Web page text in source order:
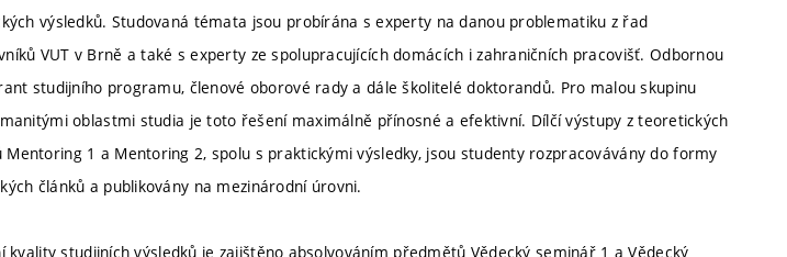
výsledků. Studovaná témata jsou probírána s experty na danou problematiku z řad
VUT v Brně a také s experty ze spolupracujících domácích i zahraničních pracovišť. Odbornou
studijního programu, členové oborové rady a dále školitelé doktorandů. Pro malou skupinu
oblastmi studia je toto řešení maximálně přínosné a efektivní. Dílčí výstupy z teoretických
1 a Mentoring 2, spolu s praktickými výsledky, jsou studenty rozpracovávány do formy
článků a publikovány na mezinárodní úrovni.
kvality studijních výsledků je zajištěno absolvováním předmětů Vědecký seminář 1 a Vědecký